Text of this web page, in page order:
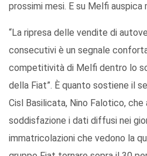
prossimi mesi. E su Melfi auspica
“La ripresa delle vendite di
consecutivi è un segnale
competitività di Melfi dentro lo
della Fiat”. È quanto sostiene il
Cisl Basilicata, Nino Falotico,
soddisfazione i dati diffusi nei
immatricolazioni che vedono la